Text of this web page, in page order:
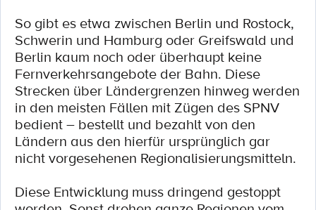
So gibt es etwa zwischen Berlin und Rostock,
Schwerin und Hamburg oder Greifswald und
Berlin kaum noch oder überhaupt keine
Fernverkehrsangebote der Bahn. Diese
Strecken über Ländergrenzen hinweg werden
in den meisten Fällen mit Zügen des SPNV
bedient – bestellt und bezahlt von den
Ländern aus den hierfür ursprünglich gar
nicht vorgesehenen Regionalisierungsmitteln.
Diese Entwicklung muss dringend gestoppt